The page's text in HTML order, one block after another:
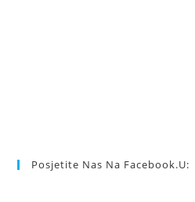
Posjetite Nas Na Facebook.u: